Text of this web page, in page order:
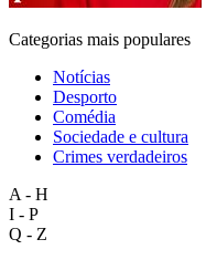
Categorias mais populares
Notícias
Desporto
Comédia
Sociedade e cultura
Crimes verdadeiros
A - H
I - P
Q - Z